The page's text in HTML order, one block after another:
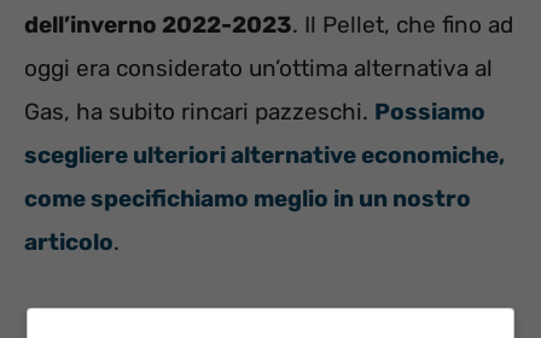
dell’inverno 2022-2023. Il Pellet, che fino ad
oggi era considerato un’ottima alternativa al
Gas, ha subito rincari pazzeschi. Possiamo
scegliere ulteriori alternative economiche,
come specifichiamo meglio in un nostro
articolo.